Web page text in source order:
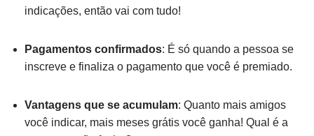
indicações, então vai com tudo!
Pagamentos confirmados: É só quando a pessoa se
inscreve e finaliza o pagamento que você é premiado.
Vantagens que se acumulam: Quanto mais amigos
você indicar, mais meses grátis você ganha! Qual é a